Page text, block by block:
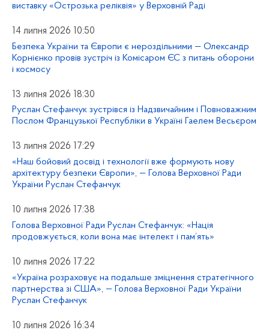
виставку «Острозька реліквія» у Верховній Раді
14 липня 2026 10:50
Безпека України та Європи є нероздільними — Олександр
Корнієнко провів зустріч із Комісаром ЄС з питань оборони
і космосу
13 липня 2026 18:30
Руслан Стефанчук зустрівся із Надзвичайним і Повноважним
Послом Французької Республіки в Україні Гаелем Весьєром
13 липня 2026 17:29
«Наш бойовий досвід і технології вже формують нову
архітектуру безпеки Європи», — Голова Верховної Ради
України Руслан Стефанчук
10 липня 2026 17:38
Голова Верховної Ради Руслан Стефанчук: «Нація
продовжується, коли вона має інтелект і пам’ять»
10 липня 2026 17:22
«Україна розраховує на подальше зміцнення стратегічного
партнерства зі США», — Голова Верховної Ради України
Руслан Стефанчук
10 липня 2026 16:34